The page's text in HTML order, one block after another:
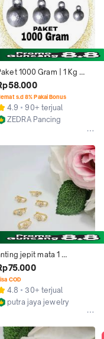
1000 Gram | 1 Kg
pemberat pancing
anting alat olahraga
Ikan
s.d 8% Pakai Bonus
4.9
90+ terjual
ZEDRA Pancing
jepit mata 1
gram C emas
COD
4.8
30+ terjual
putra jaya jewelry